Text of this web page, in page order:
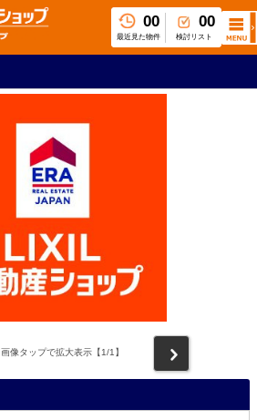
00
最近見た物件
00
検討リスト
画像タップで拡大表示【1/1】